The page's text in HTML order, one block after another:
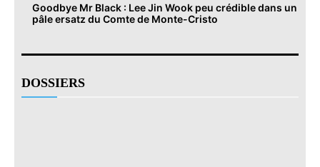
Goodbye Mr Black : Lee Jin Wook peu crédible dans un
pâle ersatz du Comte de Monte-Cristo
DOSSIERS